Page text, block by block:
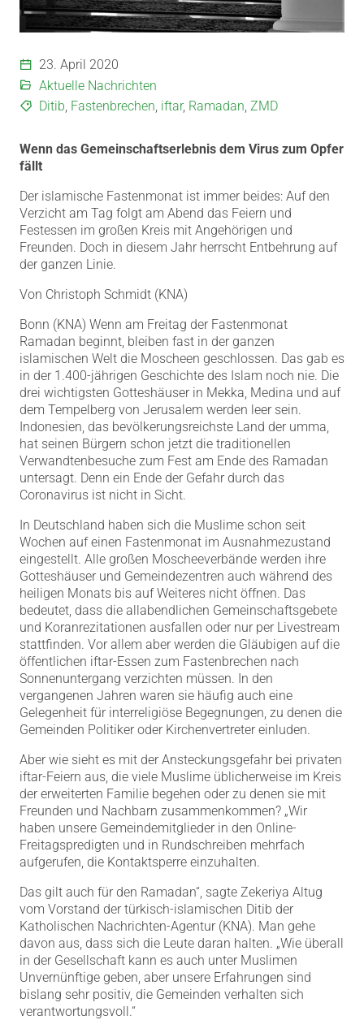
23. April 2020
Aktuelle Nachrichten
Ditib, Fastenbrechen, iftar, Ramadan, ZMD
Wenn das Gemeinschaftserlebnis dem Virus zum Opfer
fällt
Der islamische Fastenmonat ist immer beides: Auf den
Verzicht am Tag folgt am Abend das Feiern und
Festessen im großen Kreis mit Angehörigen und
Freunden. Doch in diesem Jahr herrscht Entbehrung auf
der ganzen Linie.
Von Christoph Schmidt (KNA)
Bonn (KNA) Wenn am Freitag der Fastenmonat
Ramadan beginnt, bleiben fast in der ganzen
islamischen Welt die Moscheen geschlossen. Das gab es
in der 1.400-jährigen Geschichte des Islam noch nie. Die
drei wichtigsten Gotteshäuser in Mekka, Medina und auf
dem Tempelberg von Jerusalem werden leer sein.
Indonesien, das bevölkerungsreichste Land der umma,
hat seinen Bürgern schon jetzt die traditionellen
Verwandtenbesuche zum Fest am Ende des Ramadan
untersagt. Denn ein Ende der Gefahr durch das
Coronavirus ist nicht in Sicht.
In Deutschland haben sich die Muslime schon seit
Wochen auf einen Fastenmonat im Ausnahmezustand
eingestellt. Alle großen Moscheeverbände werden ihre
Gotteshäuser und Gemeindezentren auch während des
heiligen Monats bis auf Weiteres nicht öffnen. Das
bedeutet, dass die allabendlichen Gemeinschaftsgebete
und Koranrezitationen ausfallen oder nur per Livestream
stattfinden. Vor allem aber werden die Gläubigen auf die
öffentlichen iftar-Essen zum Fastenbrechen nach
Sonnenuntergang verzichten müssen. In den
vergangenen Jahren waren sie häufig auch eine
Gelegenheit für interreligiöse Begegnungen, zu denen die
Gemeinden Politiker oder Kirchenvertreter einluden.
Aber wie sieht es mit der Ansteckungsgefahr bei privaten
iftar-Feiern aus, die viele Muslime üblicherweise im Kreis
der erweiterten Familie begehen oder zu denen sie mit
Freunden und Nachbarn zusammenkommen? „Wir
haben unsere Gemeindemitglieder in den Online-
Freitagspredigten und in Rundschreiben mehrfach
aufgerufen, die Kontaktsperre einzuhalten.
Das gilt auch für den Ramadan“, sagte Zekeriya Altug
vom Vorstand der türkisch-islamischen Ditib der
Katholischen Nachrichten-Agentur (KNA). Man gehe
davon aus, dass sich die Leute daran halten. „Wie überall
in der Gesellschaft kann es auch unter Muslimen
Unvernünftige geben, aber unsere Erfahrungen sind
bislang sehr positiv, die Gemeinden verhalten sich
verantwortungsvoll.“